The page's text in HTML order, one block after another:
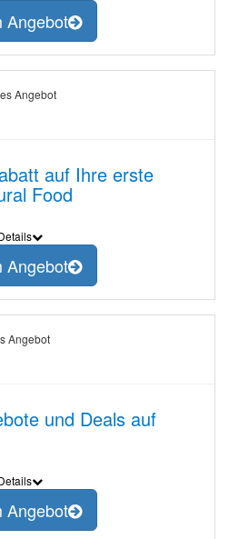
Angebot
Angebot
auf Ihre erste
Food
Angebot
Angebot
und Deals auf
Angebot